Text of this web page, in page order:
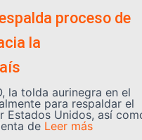
proceso de
la
la tolda aurinegra en el
para respaldar el
Unidos, así
de Leer más